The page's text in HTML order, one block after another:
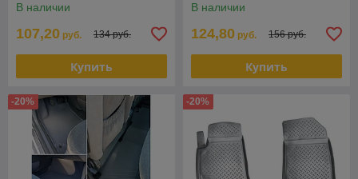
В наличии
107,20 руб. 134 руб.
Купить
В наличии
124,80 руб. 156 руб.
Купить
-20% -20%